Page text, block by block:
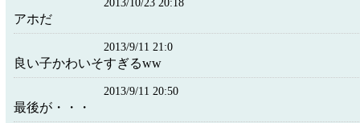
2013/10/23 20:18
アホだ
2013/9/11 21:0
良い子かわいそすぎるww
2013/9/11 20:50
最後が・・・